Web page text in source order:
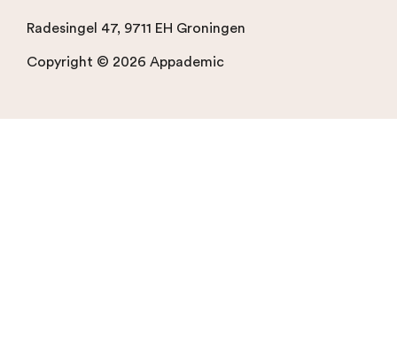
Radesingel 47, 9711 EH Groningen
Copyright © 2026 Appademic